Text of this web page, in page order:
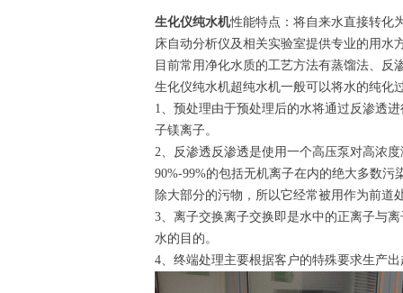
生化仪纯水机性能特点：将自来水直接转化
床自动分析仪及相关实验室提供专业的用水
目前常用净化水质的工艺方法有蒸馏法、
生化仪纯水机超纯水机一般可以将水的纯化
1、预处理由于预处理后的水将通过反渗透
子镁离子。
2、反渗透反渗透是使用一个高压泵对高浓
90%-99%的包括无机离子在内的绝大多数
除大部分的污物，所以它经常被用作为前道
3、离子交换离子交换即是水中的正离子与
水的目的。
4、终端处理主要根据客户的特殊要求生产